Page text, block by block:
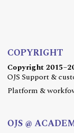
COPYRIGHT
Copyright
OJS Support &
Platform &
OJS @